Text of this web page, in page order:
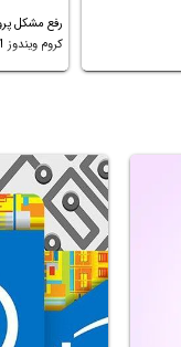
رفع مشکل
کروم ویندوز 11 و غیره